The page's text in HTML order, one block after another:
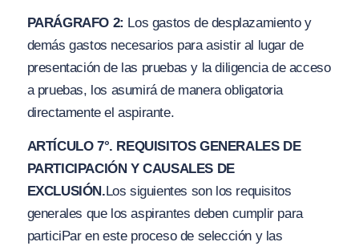
PARÁGRAFO 2: Los gastos de desplazamiento y
demás gastos necesarios para asistir al lugar de
presentación de las pruebas y la diligencia de acceso
a pruebas, los asumirá de manera obligatoria
directamente el aspirante.
ARTÍCULO 7°. REQUISITOS GENERALES DE
PARTICIPACIÓN Y CAUSALES DE
EXCLUSIÓN. Los siguientes son los requisitos
generales que los aspirantes deben cumplir para
particiPar en este proceso de selección y las